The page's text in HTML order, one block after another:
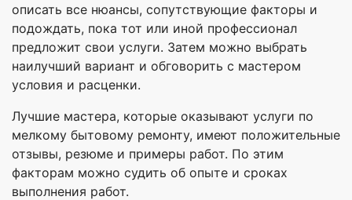
описать все нюансы, сопутствующие факторы и
подождать, пока тот или иной профессионал
предложит свои услуги. Затем можно выбрать
наилучший вариант и обговорить с мастером
условия и расценки.
Лучшие мастера, которые оказывают услуги по
мелкому бытовому ремонту, имеют положительные
отзывы, резюме и примеры работ. По этим
факторам можно судить об опыте и сроках
выполнения работ.